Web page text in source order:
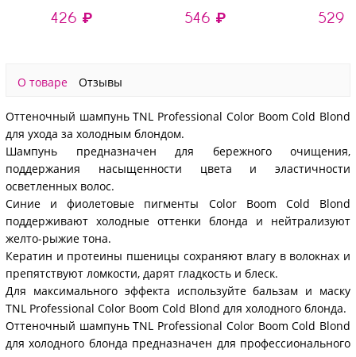
холодного блонда (с
дозатором), 250 мл
426 ₽
дозатором (яркая
медь), 250 мл
546 ₽
блонда,
529
О товаре Отзывы
Оттеночный шампунь TNL Professional Color Boom Cold Blond
для ухода за холодным блондом.
Шампунь предназначен для бережного очищения,
поддержания насыщенности цвета и эластичности
осветленных волос.
Синие и фиолетовые пигменты Color Boom Cold Blond
поддерживают холодные оттенки блонда и нейтрализуют
желто-рыжие тона.
Кератин и протеины пшеницы сохраняют влагу в волокнах и
препятствуют ломкости, дарят гладкость и блеск.
Для максимального эффекта используйте бальзам и маску
TNL Professional Color Boom Cold Blond для холодного блонда.
Оттеночный шампунь TNL Professional Color Boom Cold Blond
для холодного блонда предназначен для профессионального